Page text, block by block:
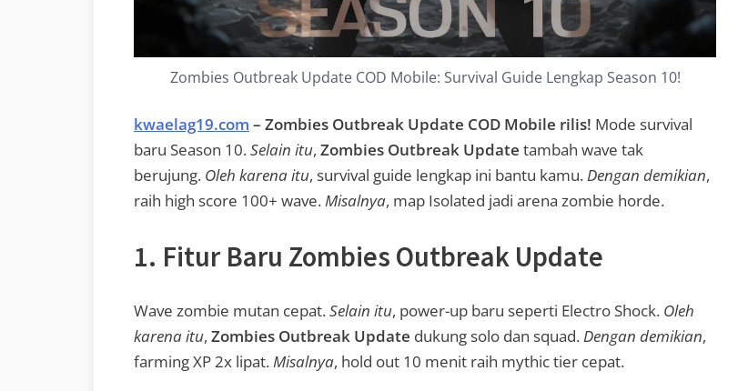
Zombies Outbreak Update COD Mobile: Survival Guide Lengkap Season 10!
kwaelag19.com – Zombies Outbreak Update COD Mobile rilis! Mode survival
baru Season 10.Selain itu, Zombies Outbreak Update tambah wave tak
berujung. Oleh karena itu, survival guide lengkap ini bantu kamu.Dengan demikian,
raih high score 100+ wave.Misalnya, map Isolated jadi arena zombie horde.
1. Fitur Baru Zombies Outbreak Update
Wave zombie mutan cepat.Selain itu, power-up baru seperti Electro Shock. Oleh
karena itu, Zombies Outbreak Update dukung solo dan squad.Dengan demikian,
farming XP 2x lipat.Misalnya, hold out 10 menit raih mythic tier cepat.